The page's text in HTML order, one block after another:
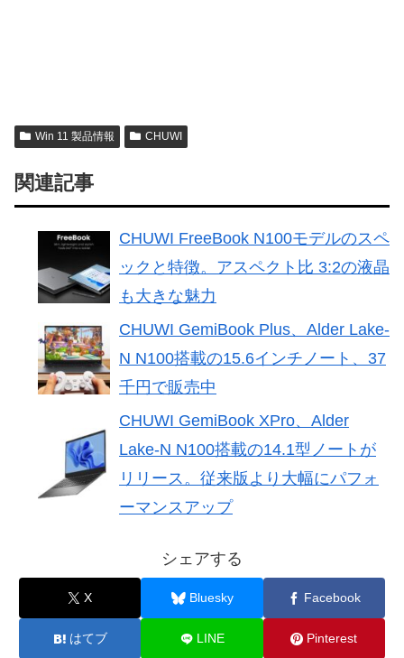
Win 11 製品情報 CHUWI
関連記事
CHUWI FreeBook N100モデルのスペ
ックと特徴。アスペクト比 3:2の液晶
も大きな魅力
CHUWI GemiBook Plus、Alder Lake-
N N100搭載の15.6インチノート、37
千円で販売中
CHUWI GemiBook XPro、Alder
Lake-N N100搭載の14.1型ノートが
リリース。従来版より大幅にパフォ
ーマンスアップ
シェアする
X Bluesky Facebook
はてブ LINE Pinterest